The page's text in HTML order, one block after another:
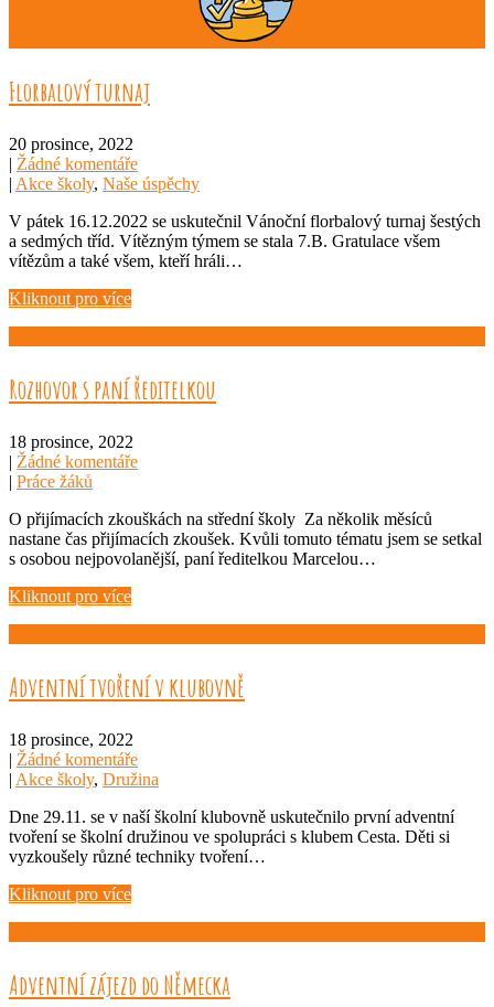
Florbalový turnaj
20 prosince, 2022
| Žádné komentáře
| Akce školy, Naše úspěchy
V pátek 16.12.2022 se uskutečnil Vánoční florbalový turnaj šestých
a sedmých tříd. Vítězným týmem se stala 7.B. Gratulace všem
vítězům a také všem, kteří hráli…
Kliknout pro více
Rozhovor s paní ředitelkou
18 prosince, 2022
| Žádné komentáře
| Práce žáků
O přijímacích zkouškách na střední školy Za několik měsíců
nastane čas přijímacích zkoušek. Kvůli tomuto tématu jsem se setkal
s osobou nejpovolanější, paní ředitelkou Marcelou…
Kliknout pro více
Adventní tvoření v klubovně
18 prosince, 2022
| Žádné komentáře
| Akce školy, Družina
Dne 29.11. se v naší školní klubovně uskutečnilo první adventní
tvoření se školní družinou ve spolupráci s klubem Cesta. Děti si
vyzkoušely různé techniky tvoření…
Kliknout pro více
Adventní zájezd do Německa